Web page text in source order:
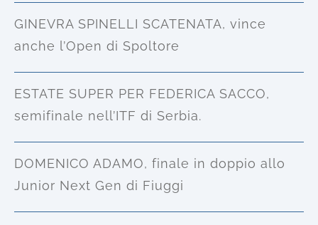
GINEVRA SPINELLI SCATENATA, vince
anche l’Open di Spoltore
ESTATE SUPER PER FEDERICA SACCO,
semifinale nell’ITF di Serbia.
DOMENICO ADAMO, finale in doppio allo
Junior Next Gen di Fiuggi